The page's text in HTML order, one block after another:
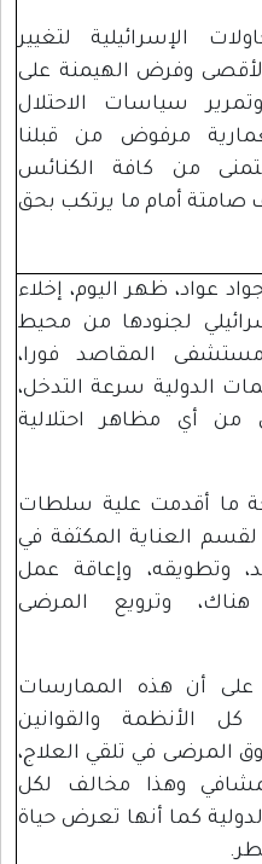
الإسرائيلية لتغيير
وفرض الهيمنة على
سياسات الاحتلال
مرفوض من قبلنا
من كافة الكنائس
صامتة أمام ما يرتكب بحق
عواد، ظهر اليوم، إخلاء
لجنودها من محيط
المقاصد فورا،
الدولية سرعة التدخل،
من أي مظاهر احتلالية
ما أقدمت علية سلطات
لقسم العناية المكثفة في
وتطويقه، وإعاقة عمل
هناك، وترويع المرضى
على أن هذه الممارسات
الأنظمة والقوانين
المرضى في تلقي العلاج،
وهذا مخالف لكل
كما أنها تعرض حياة